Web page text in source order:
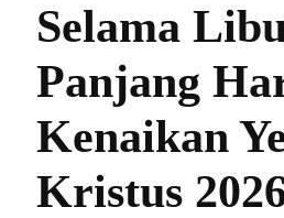
Selama
Panjang
Kenaikan
Kristus